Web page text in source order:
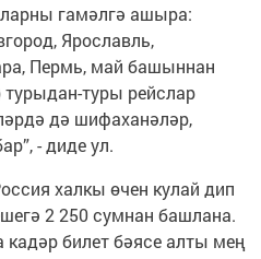
гамәлгә ашыра:
Ярославль,
Пермь, май башыннан
турыдан-туры рейслар
дә шифаханәләр,
- диде ул.
халкы өчен кулай дип
2 250 сумнан башлана.
кадәр билет бәясе алты мең